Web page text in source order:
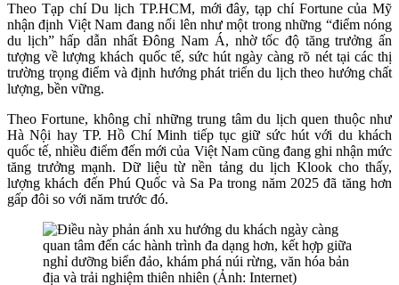
Theo Tạp chí Du lịch TP.HCM, mới đây, tạp chí Fortune của Mỹ
nhận định Việt Nam đang nổi lên như một trong những “điểm nóng
du lịch” hấp dẫn nhất Đông Nam Á, nhờ tốc độ tăng trưởng ấn
tượng về lượng khách quốc tế, sức hút ngày càng rõ nét tại các thị
trường trọng điểm và định hướng phát triển du lịch theo hướng chất
lượng, bền vững.
Theo Fortune, không chỉ những trung tâm du lịch quen thuộc như
Hà Nội hay TP. Hồ Chí Minh tiếp tục giữ sức hút với du khách
quốc tế, nhiều điểm đến mới của Việt Nam cũng đang ghi nhận mức
tăng trưởng mạnh. Dữ liệu từ nền tảng du lịch Klook cho thấy,
lượng khách đến Phú Quốc và Sa Pa trong năm 2025 đã tăng hơn
gấp đôi so với năm trước đó.